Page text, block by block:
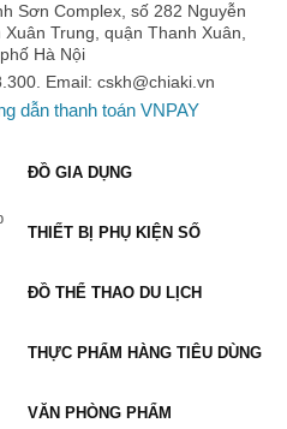
Sơn Complex, số 282 Nguyễn
Trung, quận Thanh Xuân,
Hà Nội
Email: cskh@chiaki.vn
dẫn thanh toán VNPAY
ĐỒ GIA DỤNG
THIẾT BỊ PHỤ KIỆN SỐ
ĐỒ THỂ THAO DU LỊCH
THỰC PHẨM HÀNG TIÊU DÙNG
VĂN PHÒNG PHẨM